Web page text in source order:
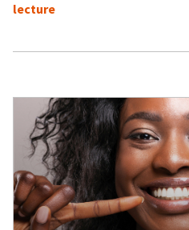
lecture